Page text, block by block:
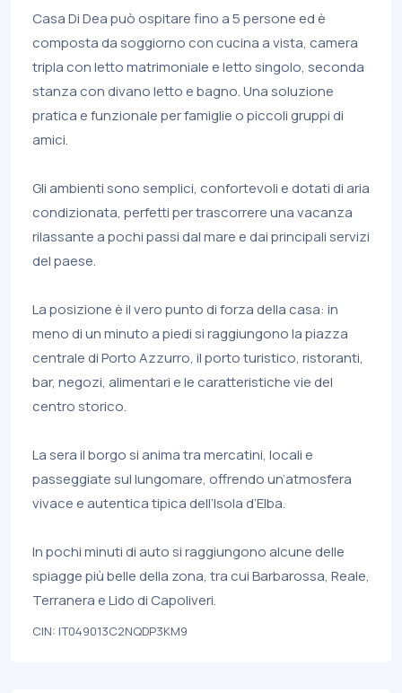
Casa Di Dea può ospitare fino a 5 persone ed è
composta da soggiorno con cucina a vista, camera
tripla con letto matrimoniale e letto singolo, seconda
stanza con divano letto e bagno. Una soluzione
pratica e funzionale per famiglie o piccoli gruppi di
amici.
Gli ambienti sono semplici, confortevoli e dotati di aria
condizionata, perfetti per trascorrere una vacanza
rilassante a pochi passi dal mare e dai principali servizi
del paese.
La posizione è il vero punto di forza della casa: in
meno di un minuto a piedi si raggiungono la piazza
centrale di Porto Azzurro, il porto turistico, ristoranti,
bar, negozi, alimentari e le caratteristiche vie del
centro storico.
La sera il borgo si anima tra mercatini, locali e
passeggiate sul lungomare, offrendo un’atmosfera
vivace e autentica tipica dell’Isola d’Elba.
In pochi minuti di auto si raggiungono alcune delle
spiagge più belle della zona, tra cui Barbarossa, Reale,
Terranera e Lido di Capoliveri.
CIN: IT049013C2NQDP3KM9